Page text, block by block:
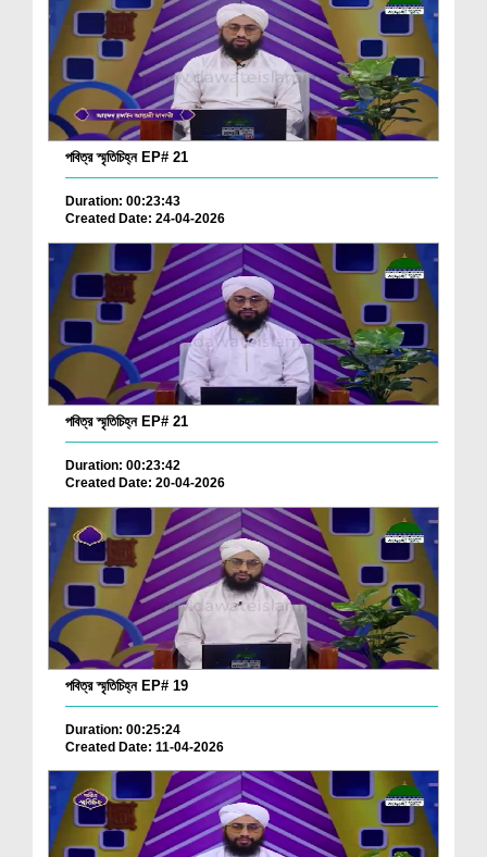
পবিত্র স্মৃতিচিহ্ন EP# 21
Duration: 00:23:43
Created Date: 24-04-2026
পবিত্র স্মৃতিচিহ্ন EP# 21
Duration: 00:23:42
Created Date: 20-04-2026
পবিত্র স্মৃতিচিহ্ন EP# 19
Duration: 00:25:24
Created Date: 11-04-2026